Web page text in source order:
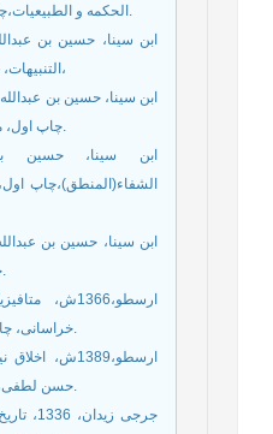
الحکمه و الطبیعیات،چاپ دوم، دارالعرب، قاهره.
التنبيهات، چاپ اول، نشر البلاغة، قم‏،
چاپ اول، مکتبه ایه الله مرعشی، قم.
الشفاء(المنطق)،چاپ
چاپ دوم، دارالقلم، بيروت.
خراسانی، چاپ اول، نشر گفتار، تهران.
ارسطو،1389ش،
حسن لطفی، چاپ اول، طرح نو،تهران.
جرجی